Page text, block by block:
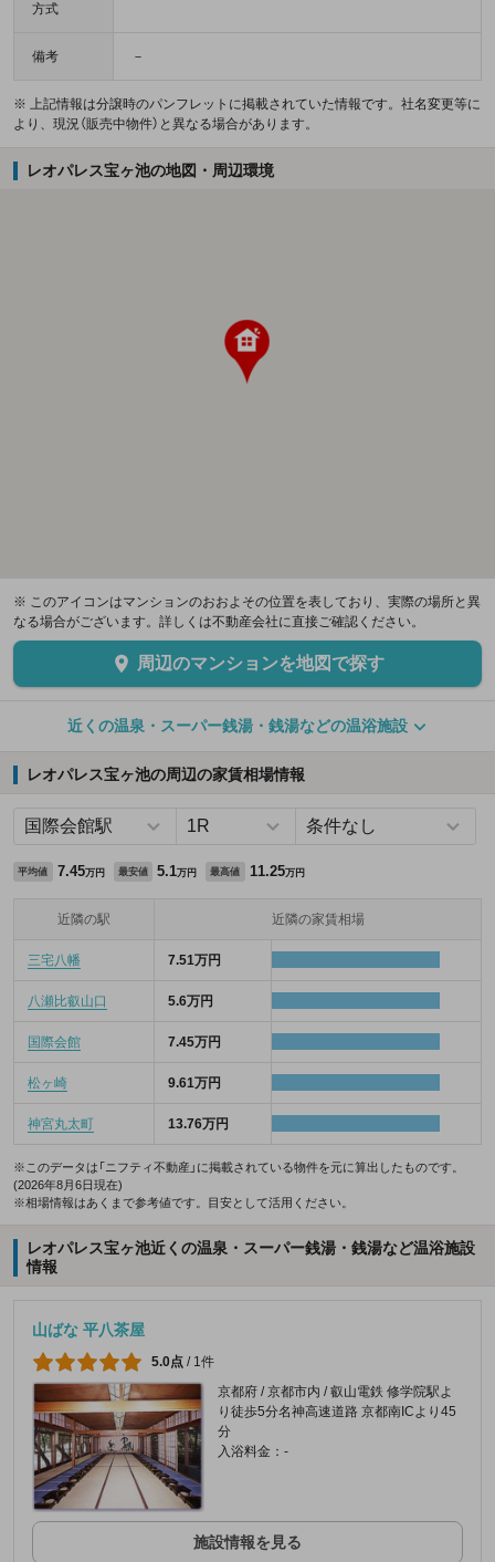
方式
備考 －
※ 上記情報は分譲時のパンフレットに掲載されていた情報です。社名変更等に
より、現況（販売中物件）と異なる場合があります。
レオパレス宝ヶ池の地図・周辺環境
※ このアイコンはマンションのおおよその位置を表しており、実際の場所と異
なる場合がございます。詳しくは不動産会社に直接ご確認ください。
周辺のマンションを地図で探す
近くの温泉・スーパー銭湯・銭湯などの温浴施設
レオパレス宝ヶ池の周辺の家賃相場情報
平均値 7.45万円 最安値 5.1万円 最高値 11.25万円
近隣の駅 近隣の家賃相場
三宅八幡 7.51万円
八瀬比叡山口 5.6万円
国際会館 7.45万円
松ヶ崎 9.61万円
神宮丸太町 13.76万円
※このデータは「ニフティ不動産」に掲載されている物件を元に算出したものです。
(2026年8月6日現在)
※相場情報はあくまで参考値です。目安として活用ください。
レオパレス宝ヶ池近くの温泉・スーパー銭湯・銭湯など温浴施設
情報
山ばな 平八茶屋
5.0点 / 1件
京都府 / 京都市内 / 叡山電鉄 修学院駅よ
り徒歩5分名神高速道路 京都南ICより45
分
入浴料金：-
施設情報を見る